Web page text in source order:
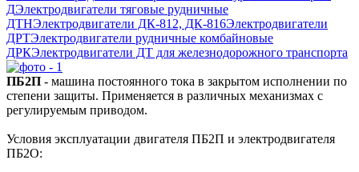
ДЭлектродвигатели тяговые рудничные
ДТНЭлектродвигатели ДК-812, ДК-816Электродвигатели
ДРТЭлектродвигатели рудничные комбайновые
ДРКЭлектродвигатели ДТ для железнодорожного транспорта
ПБ2П - машина постоянного тока в закрытом исполнении по
степени защиты. Применяется в различных механизмах с
регулируемым приводом.
Условия эксплуатации двигателя ПБ2П и электродвигателя
ПБ2О: